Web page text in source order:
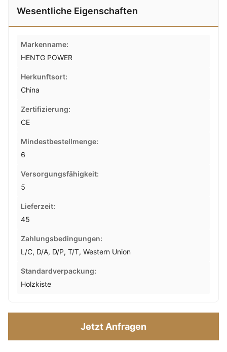
Wesentliche Eigenschaften
Markenname:
HENTG POWER
Herkunftsort:
China
Zertifizierung:
CE
Mindestbestellmenge:
6
Versorgungsfähigkeit:
5
Lieferzeit:
45
Zahlungsbedingungen:
L/C, D/A, D/P, T/T, Western Union
Standardverpackung:
Holzkiste
Jetzt Anfragen